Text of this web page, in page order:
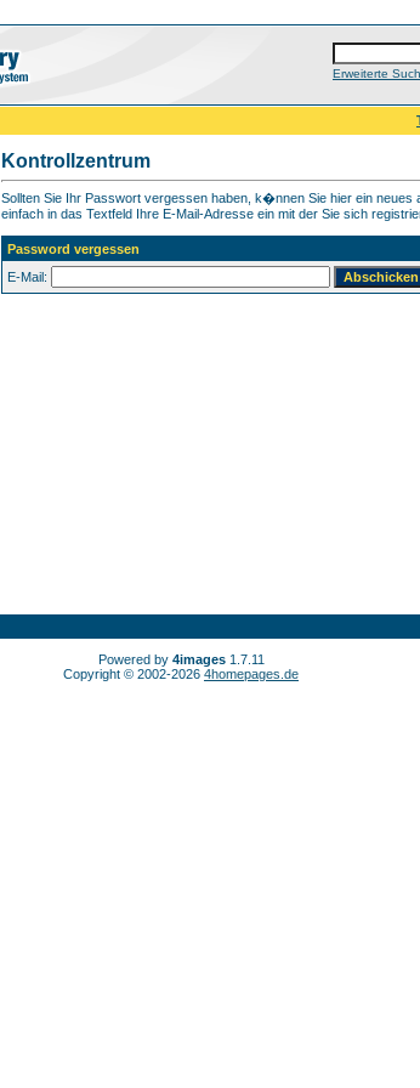
Erweiterte
Kontrollzentrum
Sollten Sie Ihr Passwort vergessen haben, k�nnen Sie hier ein neues
einfach in das Textfeld Ihre E-Mail-Adresse ein mit der Sie sich
Password vergessen
E-Mail:
Powered by 4images1.7.11
Copyright © 2002-2026 4homepages.de